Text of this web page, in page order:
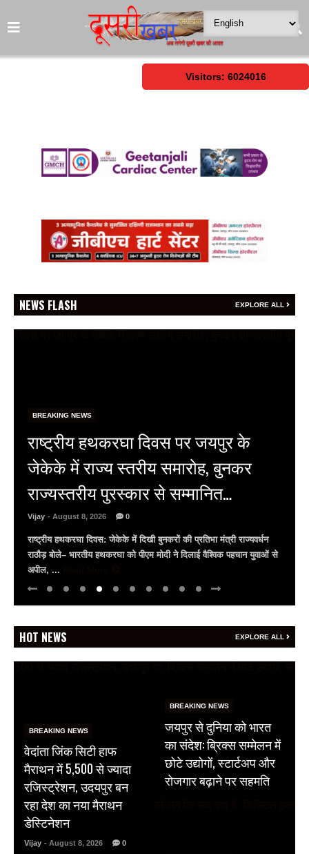
Visitors: 6024016
NEWS FLASH EXPLORE ALL
BREAKING NEWS
BRICS सम्मेलन: लेकसिटी उदयपुर में जुटे
वैश्विक प्रतिनिधि, 9 अगस्त को सिटी पैलेस
और जगमंदिर का करेंगे भ्रमण
Vijay - August 7, 2026 0
भारत की BRICS अध्यक्षता के तहत उदयपुर में उच्चस्तरीय सम्मेलन ताज फतेह
प्रकाश पैलेस में प्रतिस्पर्धा प्राधिकरणों के प्रमुखों की बैठक इंडोनेशिया, दक्षिण
अफ्रीका और ...
HOT NEWS EXPLORE ALL
BREAKING NEWS
वेदांता जिंक सिटी हाफ
मैराथन में 5,500 से ज्यादा
रजिस्ट्रेशन, उदयपुर बन
रहा देश का नया मैराथन
डेस्टिनेशन
Vijay - August 8, 2026 0
BREAKING NEWS
जयपुर से दुनिया को भारत
का संदेश: ब्रिक्स सम्मेलन में
छोटे उद्योगों, स्टार्टअप और
रोजगार बढ़ाने पर सहमति